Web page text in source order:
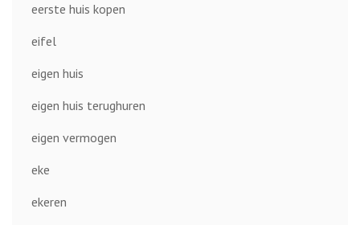
eerste huis kopen
eifel
eigen huis
eigen huis terughuren
eigen vermogen
eke
ekeren